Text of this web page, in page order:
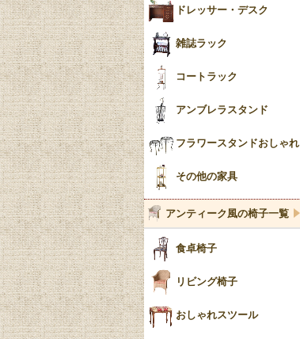
ドレッサー・デスク
雑誌ラック
コートラック
アンブレラスタンド
フラワースタンドおしゃれ
その他の家具
アンティーク風の椅子一覧
食卓椅子
リビング椅子
おしゃれスツール